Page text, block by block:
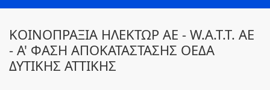
ΚΟΙΝΟΠΡΑΞΙΑ ΗΛΕΚΤΩΡ ΑΕ - W.A.T.T. AE
- A' ΦΑΣΗ ΑΠΟΚΑΤΑΣΤΑΣΗΣ ΟΕΔΑ
ΔΥΤΙΚΗΣ ΑΤΤΙΚΗΣ